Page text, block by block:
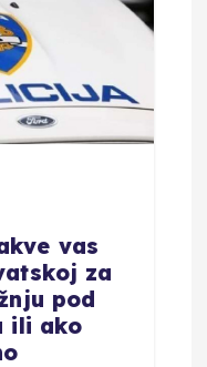
vas
za
pod
ili ako